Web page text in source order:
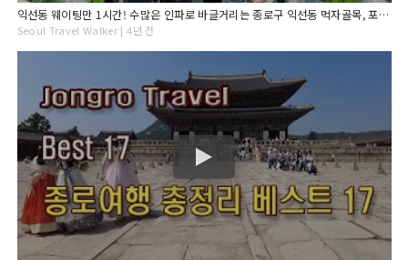
익선동 웨이팅만 1시간! 수많은 인파로 바글거리는 종로구 익선동 먹자골목, 포차 거리 휴일 오후 풍경, 서울 종로 여행, 4K Seoul Korea Walk.
Seoul Travel Walker | 4년 전